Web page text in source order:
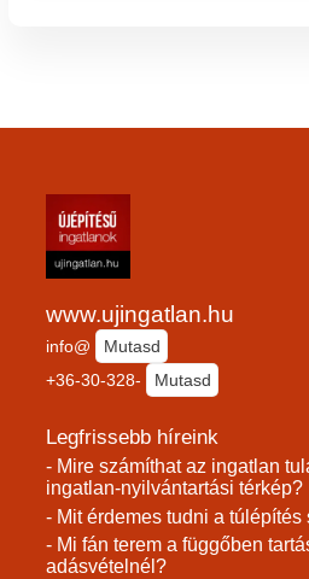
www.ujingatlan.hu
info@
Mutasd
+36-30-328-
Mutasd
Legfrissebb híreink
- Mire számíthat az ingatlan
ingatlan-nyilvántartási térkép?
- Mit érdemes tudni a
- Mi fán terem a függőben
adásvételnél?